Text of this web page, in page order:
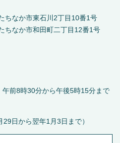
なか市東石川2丁目10番1号
なか市和田町二丁目12番1号
前8時30分から午後5時15分まで
日から翌年1月3日まで）